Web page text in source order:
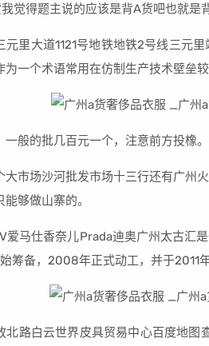
觉得题主说的应该是背A货吧也就是
元里大道1121号地铁地铁2号线三元
为一个术语常用在仿制生产技术壁垒
般的批几百元一个，注意前方投橡。
大市场沙河批发市场十三行还有广州
够做山寨的。
爱马仕香奈儿Prada迪奥广州太古汇
筹备，2008年正式动工，并于2011
北路白云世界皮具贸易中心百度地图